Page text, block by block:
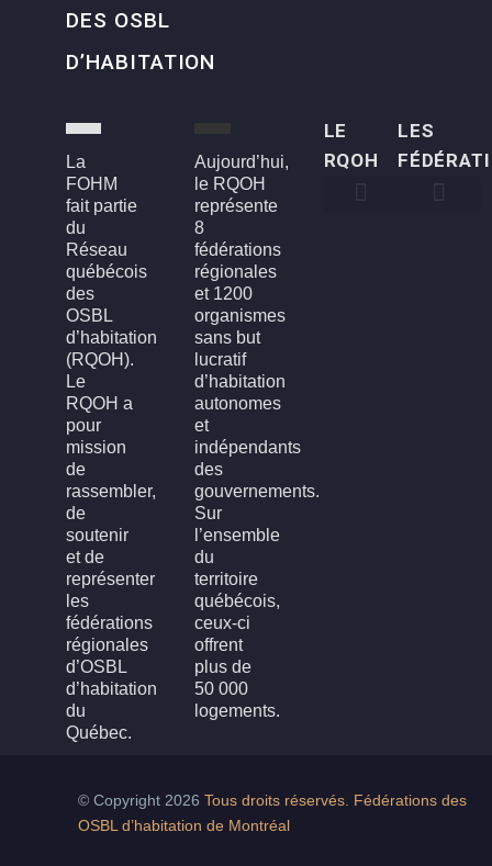
DES OSBL
D’HABITATION
La
FOHM
fait partie
du
Réseau
québécois
des
OSBL
d’habitation
(RQOH).
Le
RQOH a
pour
mission
de
rassembler,
de
soutenir
et de
représenter
les
fédérations
régionales
d’OSBL
d’habitation
du
Québec.
Aujourd’hui,
le RQOH
représente
8
fédérations
régionales
et 1200
organismes
sans but
lucratif
d’habitation
autonomes
et
indépendants
des
gouvernements.
Sur
l’ensemble
du
territoire
québécois,
ceux-ci
offrent
plus de
50 000
logements.
LE
RQOH
LES
© Copyright 2026 Tous droits réservés. Fédérations des
OSBL d’habitation de Montréal